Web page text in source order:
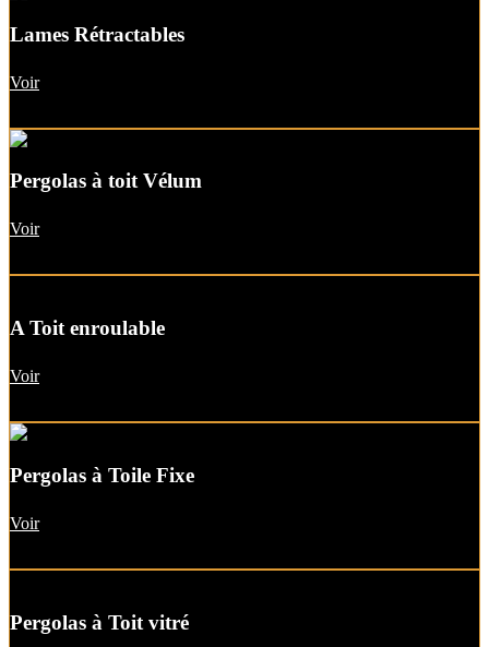
Lames Rétractables
Voir
Pergolas à toit Vélum
Voir
A Toit enroulable
Voir
Pergolas à Toile Fixe
Voir
Pergolas à Toit vitré